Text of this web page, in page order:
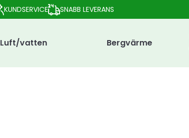
KUNDSERVICE SNABB LEVERANS
Luft/vatten Bergvärme